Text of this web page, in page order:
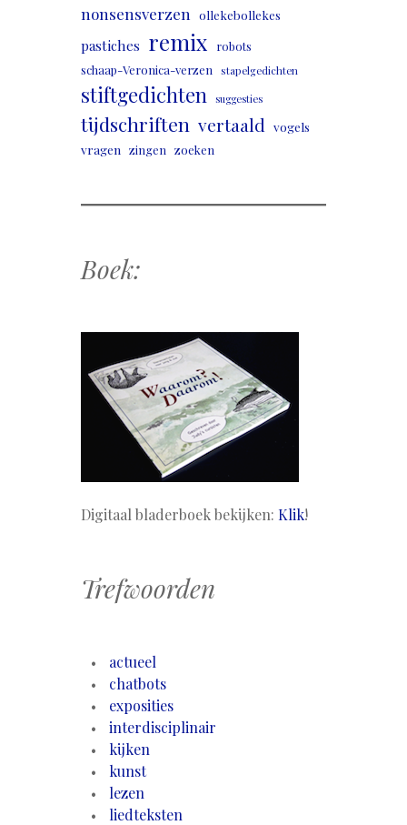
nonsensverzen ollekebollekes
pastiches remix
robots
schaap-Veronica-verzen
stapelgedichten
stiftgedichten suggesties
tijdschriften vertaald
vogels
vragen zingen zoeken
Boek:
Digitaal bladerboek bekijken: Klik!
Trefwoorden
actueel
chatbots
exposities
interdisciplinair
kijken
kunst
lezen
liedteksten